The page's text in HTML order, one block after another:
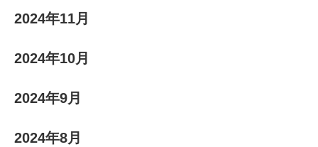
2024年11月
2024年10月
2024年9月
2024年8月